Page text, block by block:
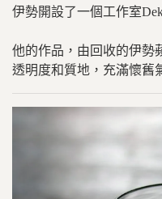
伊勢開設了一個工作室
他的作品，由回收的伊勢
透明度和質地，充滿懷舊